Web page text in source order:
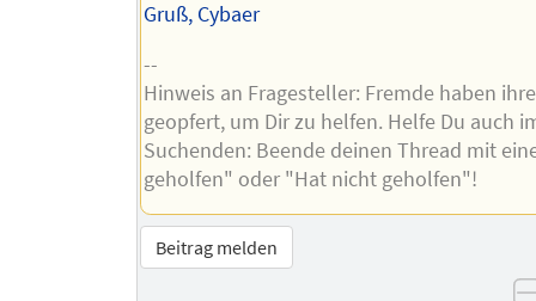
Gruß, Cybaer
--
Hinweis an Fragesteller: Fremde haben
geopfert, um Dir zu helfen. Helfe Du auch
Suchenden: Beende deinen Thread mit
geholfen" oder "Hat nicht geholfen"!
Beitrag melden